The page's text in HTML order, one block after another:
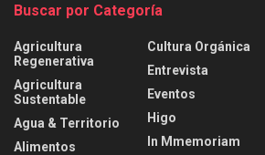
Buscar por Categoría
Agricultura
Regenerativa
Agricultura
Sustentable
Agua & Territorio
Alimentos
Cultura Orgánica
Entrevista
Eventos
Higo
In Mmemoriam